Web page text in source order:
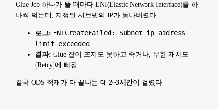
Glue Job 하나가 뜰 때마다 ENI(Elastic Network Interface)를 하
나씩 먹는데, 지정된 서브넷의 IP가 동나버렸다.
로그: ENICreateFailed: Subnet ip address
limit exceeded
결과: Glue 잡이 뜨지도 못하고 죽거나, 무한 재시도
(Retry)에 빠짐.
결국 ODS 적재가 다 끝나는 데 2~3시간이 걸렸다.